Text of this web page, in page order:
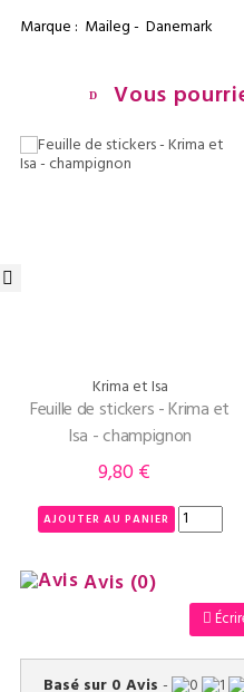
Marque : Maileg - Danemark
Vous
Krima et Isa
Feuille de stickers - Krima et
Isa - champignon
Prix
9,80 €
AJOUTER AU PANIER
Avis (0)
Basé sur 0 Avis -